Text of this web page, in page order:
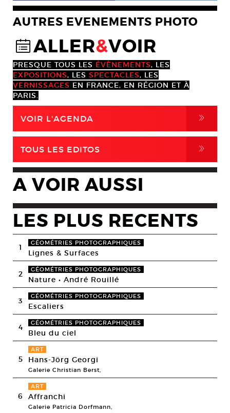
AUTRES EVENEMENTS PHOTO
@ALLER&VOIR
PRESQUE TOUS LES ÉVÈNEMENTS, LES
EXPOSITIONS, LES SPECTACLES, LES
VERNISSAGES EN FRANCE, EN RÉGION ET À
PARIS.
VOIR L'AGENDA ,
TOUS LES EDITOS ,
A VOIR AUSSI
LES PLUS RECENTS
1 GÉOMÉTRIES PHOTOGRAPHIQUES
Lignes & Surfaces
2 GÉOMÉTRIES PHOTOGRAPHIQUES
Nature • André Rouillé
3 GÉOMÉTRIES PHOTOGRAPHIQUES
Escaliers
4 GÉOMÉTRIES PHOTOGRAPHIQUES
Bleu du ciel
5
ART
Hans-Jörg Georgi
Galerie Christian Berst,
6
ART
Affranchi
Galerie Patricia Dorfmann,